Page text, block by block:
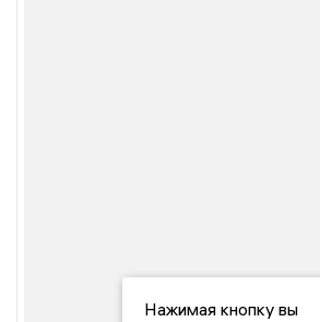
Нажимая кнопку вы